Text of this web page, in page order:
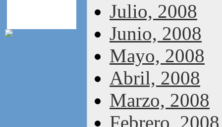
Julio, 2008
Junio, 2008
Mayo, 2008
Abril, 2008
Marzo, 2008
Febrero, 2008